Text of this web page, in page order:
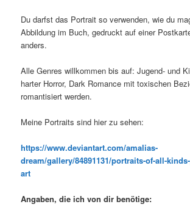
Du darfst das Portrait so verwenden, wie du
Abbildung im Buch, gedruckt auf einer
anders.
Alle Genres willkommen bis auf: Jugend- und
harter Horror, Dark Romance mit toxischen
romantisiert werden.
Meine Portraits sind hier zu sehen:
https://www.deviantart.com/amalias-
dream/gallery/84891131/portraits-of-all-
art
Angaben, die ich von dir benötige: